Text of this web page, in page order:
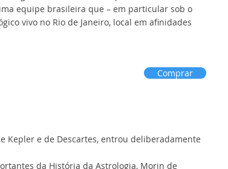
equipe brasileira que – em particular sob o
vivo no Rio de Janeiro, local em afinidades
Comprar
Kepler e de Descartes, entrou deliberadamente
da História da Astrologia, Morin de